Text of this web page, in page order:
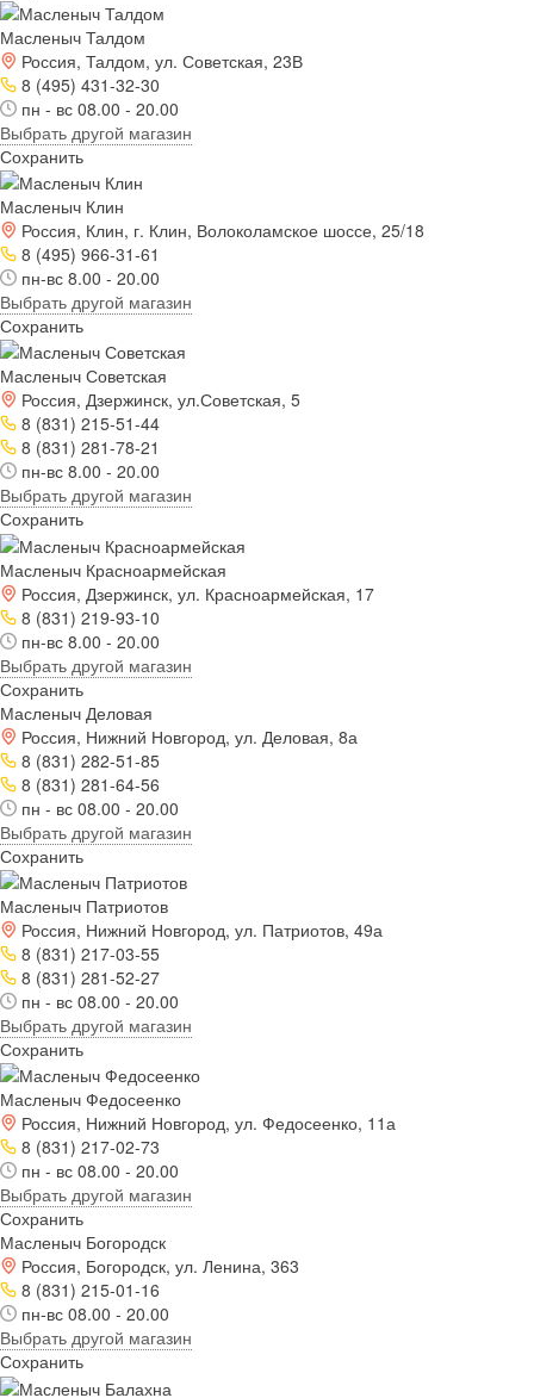
Масленыч Талдом
Россия, Талдом, ул. Советская, 23В
8 (495) 431-32-30
пн - вс 08.00 - 20.00
Выбрать другой магазин
Сохранить
Масленыч Клин
Россия, Клин, г. Клин, Волоколамское шоссе, 25/18
8 (495) 966-31-61
пн-вс 8.00 - 20.00
Выбрать другой магазин
Сохранить
Масленыч Советская
Россия, Дзержинск, ул.Советская, 5
8 (831) 215-51-44
8 (831) 281-78-21
пн-вс 8.00 - 20.00
Выбрать другой магазин
Сохранить
Масленыч Красноармейская
Россия, Дзержинск, ул. Красноармейская, 17
8 (831) 219-93-10
пн-вс 8.00 - 20.00
Выбрать другой магазин
Сохранить
Масленыч Деловая
Россия, Нижний Новгород, ул. Деловая, 8а
8 (831) 282-51-85
8 (831) 281-64-56
пн - вс 08.00 - 20.00
Выбрать другой магазин
Сохранить
Масленыч Патриотов
Россия, Нижний Новгород, ул. Патриотов, 49а
8 (831) 217-03-55
8 (831) 281-52-27
пн - вс 08.00 - 20.00
Выбрать другой магазин
Сохранить
Масленыч Федосеенко
Россия, Нижний Новгород, ул. Федосеенко, 11а
8 (831) 217-02-73
пн - вс 08.00 - 20.00
Выбрать другой магазин
Сохранить
Масленыч Богородск
Россия, Богородск, ул. Ленина, 363
8 (831) 215-01-16
пн-вс 08.00 - 20.00
Выбрать другой магазин
Сохранить